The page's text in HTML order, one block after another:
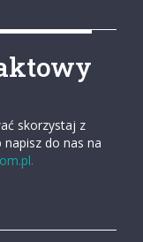
skorzystaj z
napisz do nas na